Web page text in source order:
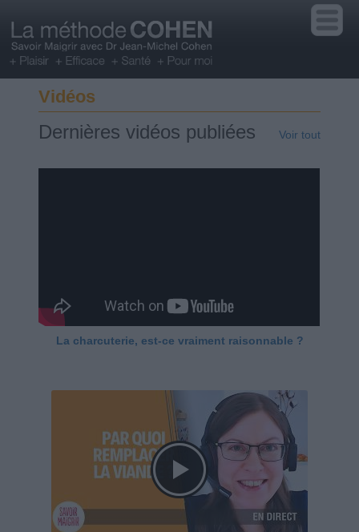
Vidéos
Dernières vidéos publiées Voir tout
La charcuterie, est-ce vraiment raisonnable ?